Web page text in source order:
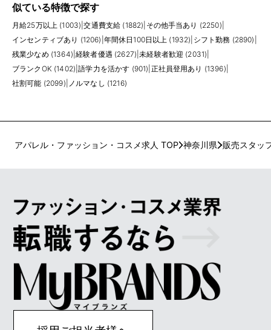
似ている特徴で探す
月給25万以上 (1003) |交通費支給 (1882) その他手当あり (2250)
インセンティブあり (1206) 年間休日100日以上 (1932) シフト勤務 (2890)
残業少なめ (1364) |経験者優遇 (2627) |未経験者歓迎 (2031)
ブランクOK (1402) |語学力を活かす (901) 正社員登用あり (1396)
社割可能 (2099) ノルマなし (1216)
アパレル・ファッション・コスメ求人 TOP 神奈川県 販売スタッ